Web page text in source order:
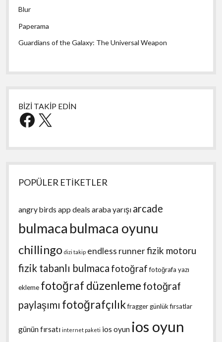
Blur
Paperama
Guardians of the Galaxy: The Universal Weapon
BİZİ TAKİP EDİN
Facebook
X
POPÜLER ETİKETLER
angry birds app deals araba yarışı arcade
bulmaca bulmaca oyunu
chillingo dizi takip endless runnerfizik motoru
fizik tabanlı bulmaca fotoğraf fotoğrafa yazı
ekleme fotoğraf düzenleme fotoğraf
paylaşımı fotoğrafçılıkfraggergünlük fırsatlar
günün fırsatı internet paketi ios oyun ios oyun